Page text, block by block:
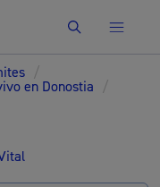
Buscar
/
en Donostia /